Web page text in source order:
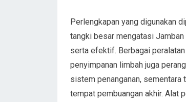
Perlengkapan yang digunakan
tangki besar mengatasi
serta efektif. Berbagai
penyimpanan limbah juga
sistem penanganan,
tempat pembuangan akhir. Alat